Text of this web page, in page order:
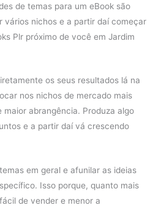
de temas para um eBook são
vários nichos e a partir daí começar
Plr próximo de você em Jardim
os seus resultados lá na
nos nichos de mercado mais
maior abrangência. Produza algo
e a partir daí vá crescendo
em geral e afunilar as ideias
Isso porque, quanto mais
de vender e menor a